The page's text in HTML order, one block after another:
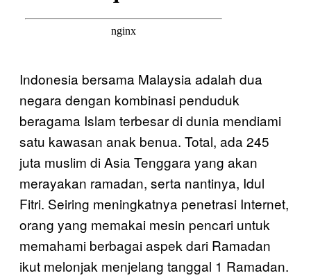
Indonesia bersama Malaysia adalah dua
negara dengan kombinasi penduduk
beragama Islam terbesar di dunia mendiami
satu kawasan anak benua. Total, ada 245
juta muslim di Asia Tenggara yang akan
merayakan ramadan, serta nantinya, Idul
Fitri. Seiring meningkatnya penetrasi Internet,
orang yang memakai mesin pencari untuk
memahami berbagai aspek dari Ramadan
ikut melonjak menjelang tanggal 1 Ramadan.